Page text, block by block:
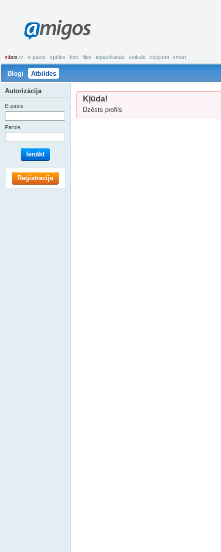
amigos
inbox .lv e-pasts spēles foto files iepazīšanās veikals ceļojumi smart
Blogi Atbildes
Kļūda!
Dzēsts profils
Autorizācija
E-pasts
Parole
Ienākt
Reģistrācija